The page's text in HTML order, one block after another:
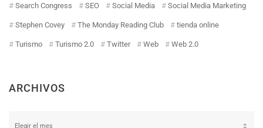
Search Congress SEO Social Media Social Media Marketing
Stephen Covey The Monday Reading Club tienda online
Turismo Turismo 2.0 Twitter Web Web 2.0
ARCHIVOS